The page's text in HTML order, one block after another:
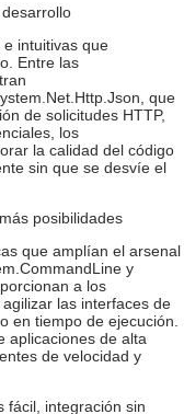
e intuitivas que
Entre las
que
de solicitudes HTTP,
los
la calidad del código
sin que se desvíe el
posibilidades
que amplían el arsenal
y
a los
las interfaces de
en tiempo de ejecución.
aplicaciones de alta
de velocidad y
fácil, integración sin